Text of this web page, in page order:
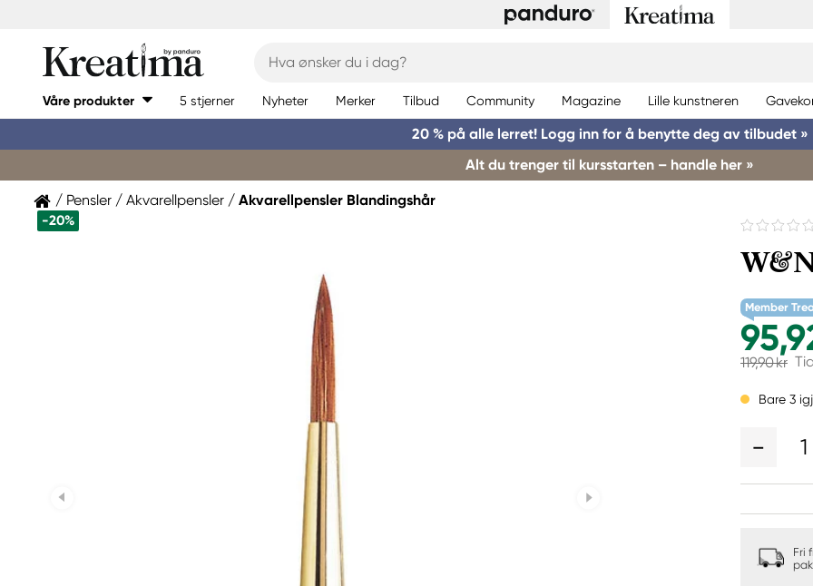
Våre produkter 5 stjerner Nyheter Merker Tilbud Community Magazine Lille kunstneren
20 % på alle lerret! Logg inn for å benytte deg av tilbudet »
Alt du trenger til kursstarten – handle her »
Pensler Akvarellpensler Akvarellpensler Blandingshår
-20%
Member
119,90 kr
Bare 3
1
Fri